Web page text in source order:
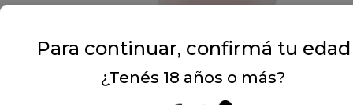
Para continuar, confirmá tu edad
¿Tenés 18 años o más?